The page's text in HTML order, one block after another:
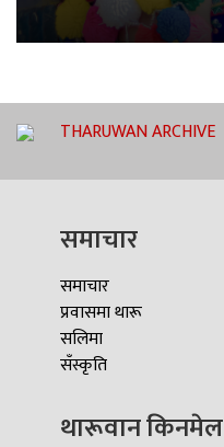
THARUWAN ARCHIVE
समाचार
समाचार
प्रवासमा थारू
सलिमा
सँस्कृति
थारूवान किनमेल